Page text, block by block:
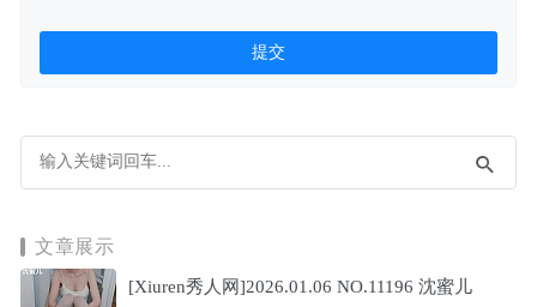
文章展示
[Xiuren秀人网]2026.01.06 NO.11196 沈蜜儿